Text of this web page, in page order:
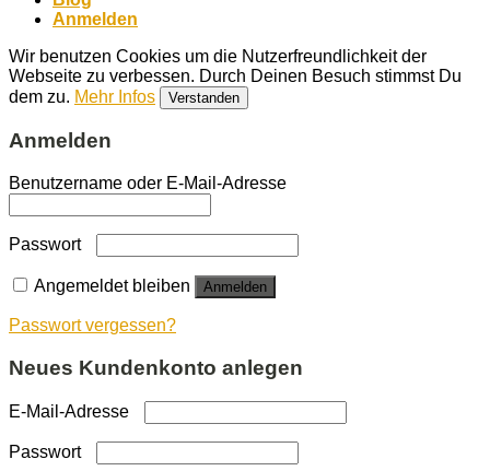
Anmelden
Wir benutzen Cookies um die Nutzerfreundlichkeit der
Webseite zu verbessen. Durch Deinen Besuch stimmst Du
dem zu. Mehr Infos Verstanden
Anmelden
Benutzername oder E-Mail-Adresse
Passwort
Angemeldet bleiben Anmelden
Passwort vergessen?
Neues Kundenkonto anlegen
E-Mail-Adresse
Passwort